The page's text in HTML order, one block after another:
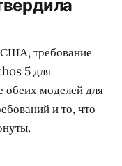
США, требование
5 для
обеих моделей для
и то, что